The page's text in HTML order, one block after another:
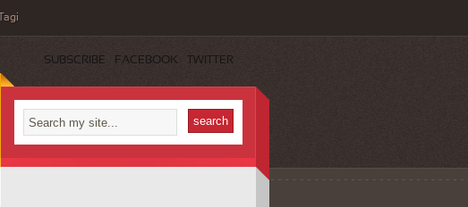
Tagi
SUBSCRIBE FACEBOOK TWITTER